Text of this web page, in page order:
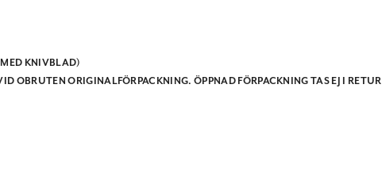
KNIVBLAD)
OBRUTEN ORIGINALFÖRPACKNING.ÖPPNAD FÖRPACKNING TAS EJ I RETUR